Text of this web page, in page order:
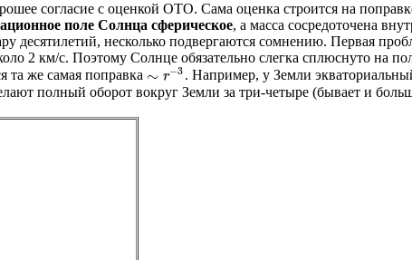
согласие с оценкой ОТО. Сама оценка строится на
поле Солнца сферическое, а масса сосредоточена
десятилетий, несколько подвергаются сомнению. Первая
2 км/c. Поэтому Солнце обязательно слегка сплюснуто на
та же самая поправка ∼ r−3
∼ −3 . Например, у Земли
полный оборот вокруг Земли за три-четыре (бывает и